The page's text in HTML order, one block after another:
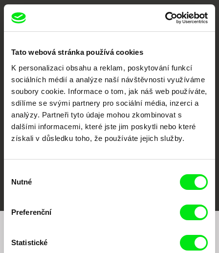
Tato webová stránka používá cookies
K personalizaci obsahu a reklam, poskytování funkcí
sociálních médií a analýze naší návštěvnosti využíváme
soubory cookie. Informace o tom, jak náš web používáte,
sdílíme se svými partnery pro sociální média, inzerci a
analýzy. Partneři tyto údaje mohou zkombinovat s
dalšími informacemi, které jste jim poskytli nebo které
získali v důsledku toho, že používáte jejich služby.
souhlasu
Nutné
Preferenční
Statistické
CPH:DOX Doclisboa
Millennium Docs
Against Gravity
DOK Leipzig
Chcete být pravidelně informováni o našem